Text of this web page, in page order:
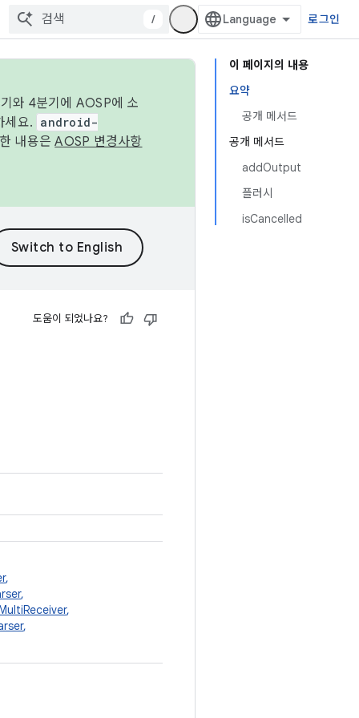
/ 로그인
이 페이지의 내용
요약
공개 메서드
공개 메서드
addOutput
플러시
isCancelled
와 4분기에 AOSP에 소
세요. android-
내용은AOSP 변경사항
도움이 되었나요?
,
,
,
,